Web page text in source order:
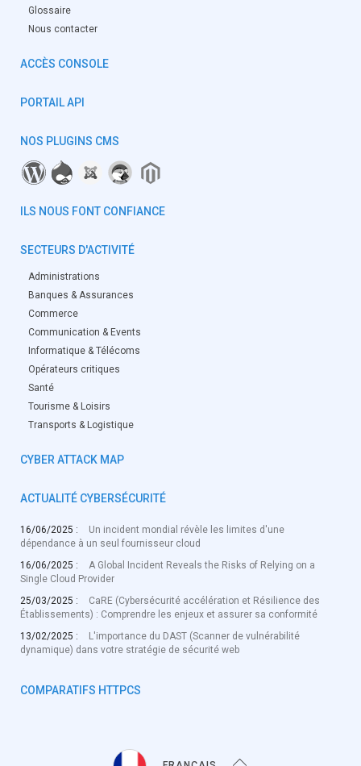
Glossaire
Nous contacter
ACCÈS CONSOLE
PORTAIL API
NOS PLUGINS CMS
ILS NOUS FONT CONFIANCE
SECTEURS D'ACTIVITÉ
Administrations
Banques & Assurances
Commerce
Communication & Events
Informatique & Télécoms
Opérateurs critiques
Santé
Tourisme & Loisirs
Transports & Logistique
CYBER ATTACK MAP
ACTUALITÉ CYBERSÉCURITÉ
16/06/2025 :
Un incident mondial révèle les limites d'une
dépendance à un seul fournisseur cloud
16/06/2025 :
A Global Incident Reveals the Risks of Relying on a
Single Cloud Provider
25/03/2025 :
CaRE (Cybersécurité accélération et Résilience des
Établissements) : Comprendre les enjeux et assurer sa conformité
13/02/2025 :
L'importance du DAST (Scanner de vulnérabilité
dynamique) dans votre stratégie de sécurité web
COMPARATIFS HTTPCS